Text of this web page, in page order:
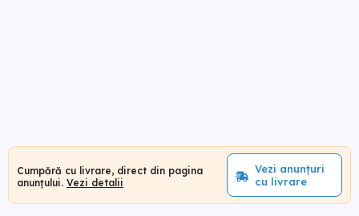
Cumpără cu livrare, direct din pagina
anunțului. Vezi detalii
Vezi anunțuri
cu livrare